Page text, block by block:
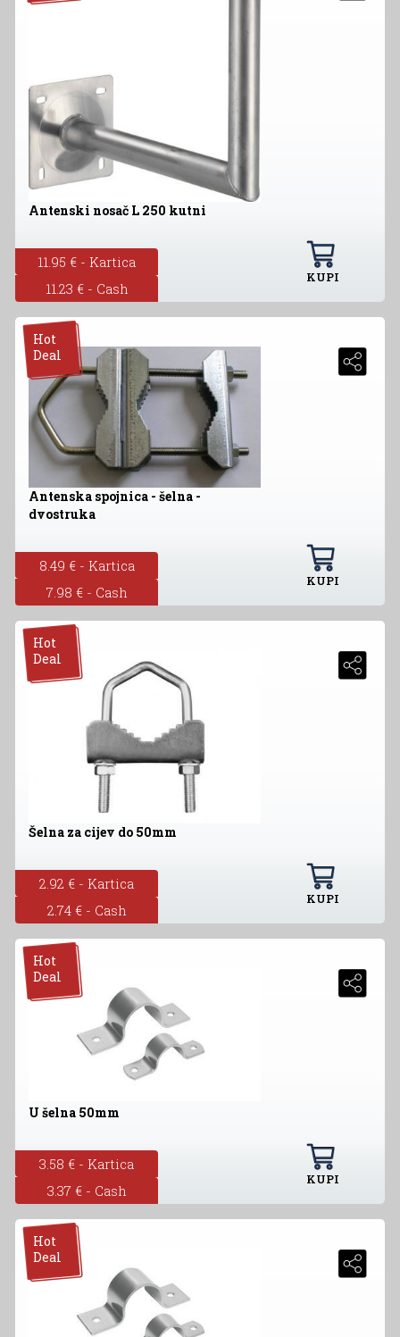
Antenski nosač L 250 kutni
11.95 € - Kartica
11.23 € - Cash
KUPI
Hot
Deal
Antenska spojnica - šelna -
dvostruka
8.49 € - Kartica
7.98 € - Cash
KUPI
Hot
Deal
Šelna za cijev do 50mm
2.92 € - Kartica
2.74 € - Cash
KUPI
Hot
Deal
U šelna 50mm
3.58 € - Kartica
3.37 € - Cash
KUPI
Hot
Deal